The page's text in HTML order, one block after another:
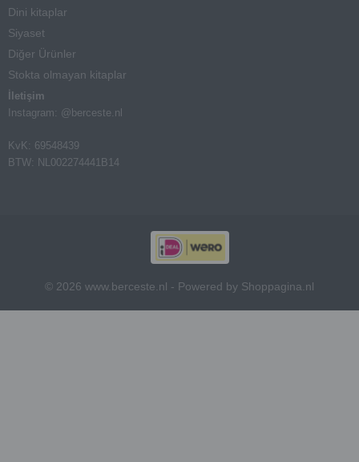
Dini kitaplar
Siyaset
Diğer Ürünler
Stokta olmayan kitaplar
İletişim
Instagram: @berceste.nl
KvK: 69548439
BTW: NL002274441B14
© 2026 www.berceste.nl - Powered by Shoppagina.nl